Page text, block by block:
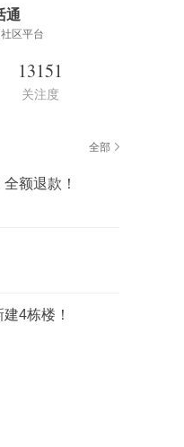
通
区平台
13151
关注度
全部
额退款！
4栋楼！